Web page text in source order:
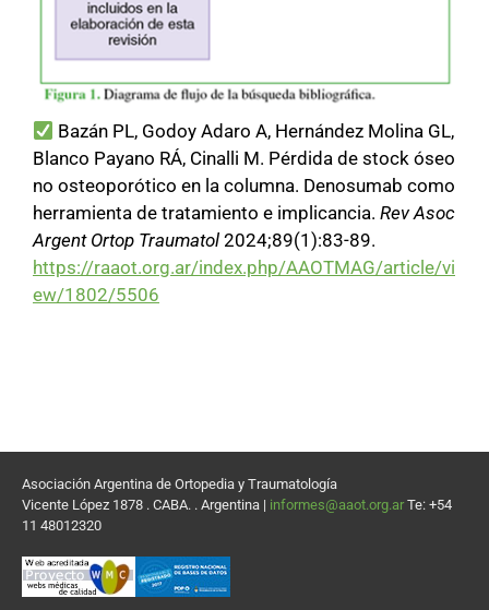
Bazán PL, Godoy Adaro A, Hernández Molina GL,
Blanco Payano RÁ, Cinalli M. Pérdida de stock óseo
no osteoporótico en la columna. Denosumab como
herramienta de tratamiento e implicancia. Rev Asoc
Argent Ortop Traumatol 2024;89(1):83-89.
https://raaot.org.ar/index.php/AAOTMAG/article/vi
ew/1802/5506
Asociación Argentina de Ortopedia y Traumatología
Vicente López 1878 . CABA. . Argentina | informes@aaot.org.ar Te: +54
11 48012320